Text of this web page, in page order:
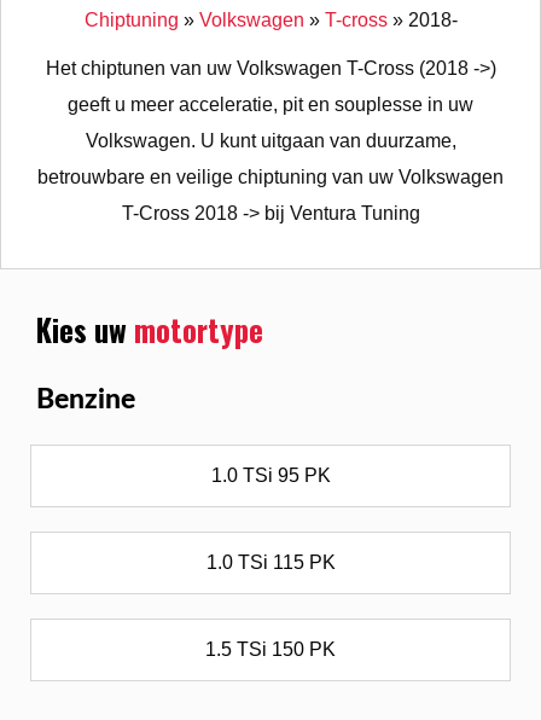
Chiptuning » Volkswagen » T-cross» 2018-
Het chiptunen van uw Volkswagen T-Cross (2018 ->)
geeft u meer acceleratie, pit en souplesse in uw
Volkswagen. U kunt uitgaan van duurzame,
betrouwbare en veilige chiptuning van uw Volkswagen
T-Cross 2018 -> bij Ventura Tuning
Kies uwmotortype
Benzine
1.0 TSi 95 PK
1.0 TSi 115 PK
1.5 TSi 150 PK